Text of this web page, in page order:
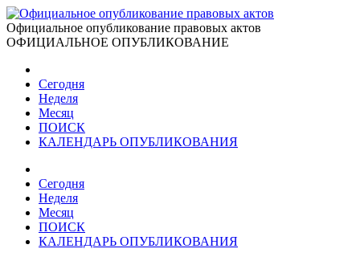
Официальное опубликование правовых актов
ОФИЦИАЛЬНОЕ ОПУБЛИКОВАНИЕ
Сегодня
Неделя
Месяц
ПОИСК
КАЛЕНДАРЬ ОПУБЛИКОВАНИЯ
Сегодня
Неделя
Месяц
ПОИСК
КАЛЕНДАРЬ ОПУБЛИКОВАНИЯ